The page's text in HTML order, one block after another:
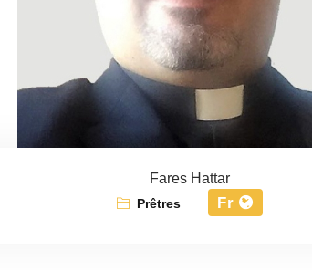
Fares Hattar
Prêtres Fr